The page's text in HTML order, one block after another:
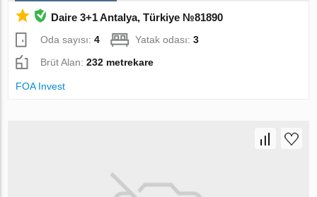
Daire 3+1 Antalya, Türkiye №81890
Oda sayısı:4 Yatak odası:3
Brüt Alan:232 metrekare
FOA Invest